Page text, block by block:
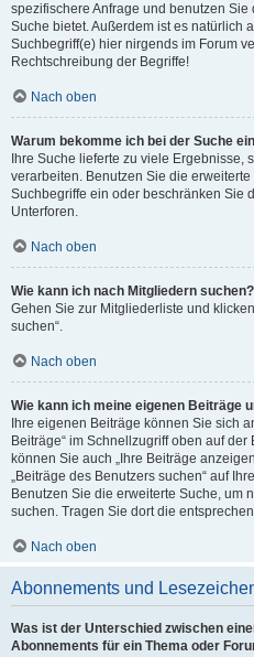
spezifischere Anfrage und benutzen
Suche bietet. Außerdem ist es natürlich
Suchbegriff(e) hier nirgends im Forum
Rechtschreibung der Begriffe!
Nach oben
Warum bekomme ich bei der Suche
Ihre Suche lieferte zu viele Ergebnisse,
verarbeiten. Benutzen Sie die
Suchbegriffe ein oder beschränken Sie
Unterforen.
Nach oben
Wie kann ich nach Mitgliedern suchen?
Gehen Sie zur Mitgliederliste und
suchen“.
Nach oben
Wie kann ich meine eigenen Beiträge
Ihre eigenen Beiträge können Sie sich
Beiträge“ im Schnellzugriff oben auf
können Sie auch „Ihre Beiträge
„Beiträge des Benutzers suchen“ auf
Benutzen Sie die erweiterte Suche, um
suchen. Tragen Sie dort die
Nach oben
Abonnements und
Was ist der Unterschied zwischen
Abonnements für ein Thema oder